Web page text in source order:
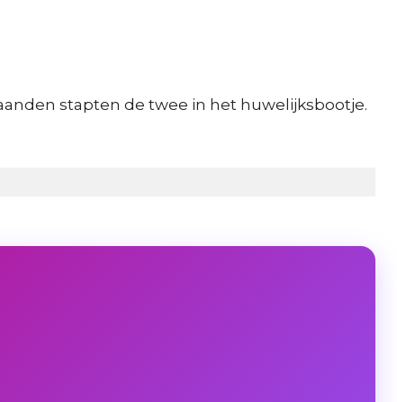
stapten de twee in het huwelijksbootje.